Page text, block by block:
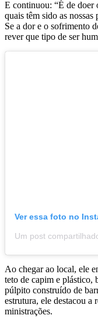
E continuou: “É de doer
quais têm sido as
Se a dor e o sofrimento
rever que tipo de ser
Ver essa foto no
Ao chegar ao local, ele
teto de capim e plástico,
púlpito construído de
estrutura, ele destacou a
ministrações.